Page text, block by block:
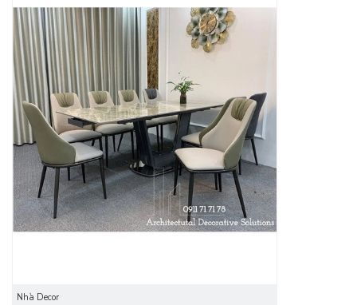
Với các không gian phòng bếp nhỏ hạn chế về diện tích,
trong khi gia đình lại đông người, thì khách hàng có xu
hướng tìm kiếm các mẫu bàn ăn thông minh kéo dài hơn. Bàn
ăn thông minh kéo dài là mẫu bàn ăn thông minh mở rộng,
chúng được thiết kế nhằm mục đích tăng thêm diện tích mặt
bàn ăn khi có thêm người ngồi.
Nhà Decor